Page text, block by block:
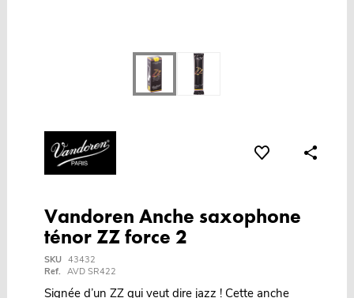
Vandoren Anche saxophone
ténor ZZ force 2
SKU 43432
Ref. AVD SR422
Signée d’un ZZ qui veut dire jazz ! Cette anche